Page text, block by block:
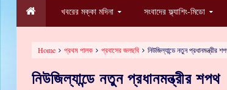
খবরের মক্কা মদিনা সংবাদের ফ্ল্যাশিং-মিডো
Home প্রথম পালক প্রবাসের জলছবি নিউজিল্যান্ডে নতুন প্রধানমন্ত্রীর
নিউজিল্যান্ডে নতুন প্রধানমন্ত্রীর শপথ